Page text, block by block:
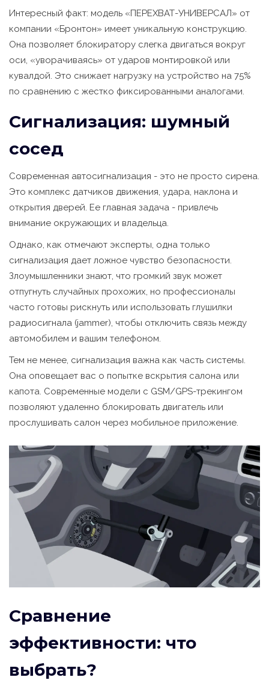
Интересный факт: модель «ПЕРЕХВАТ-УНИВЕРСАЛ» от
компании «Бронтон» имеет уникальную конструкцию.
Она позволяет блокиратору слегка двигаться вокруг
оси, «уворачиваясь» от ударов монтировкой или
кувалдой. Это снижает нагрузку на устройство на 75%
по сравнению с жестко фиксированными аналогами.
Сигнализация: шумный
сосед
Современная автосигнализация - это не просто сирена.
Это комплекс датчиков движения, удара, наклона и
открытия дверей. Ее главная задача - привлечь
внимание окружающих и владельца.
Однако, как отмечают эксперты, одна только
сигнализация дает ложное чувство безопасности.
Злоумышленники знают, что громкий звук может
отпугнуть случайных прохожих, но профессионалы
часто готовы рискнуть или использовать глушилки
радиосигнала (jammer), чтобы отключить связь между
автомобилем и вашим телефоном.
Тем не менее, сигнализация важна как часть системы.
Она оповещает вас о попытке вскрытия салона или
капота. Современные модели с GSM/GPS-трекингом
позволяют удаленно блокировать двигатель или
прослушивать салон через мобильное приложение.
Сравнение
эффективности: что
выбрать?